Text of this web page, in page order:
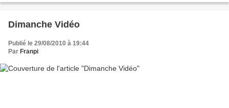
Dimanche Vidéo
Publié le 29/08/2010 à 19:44
Par Franpi